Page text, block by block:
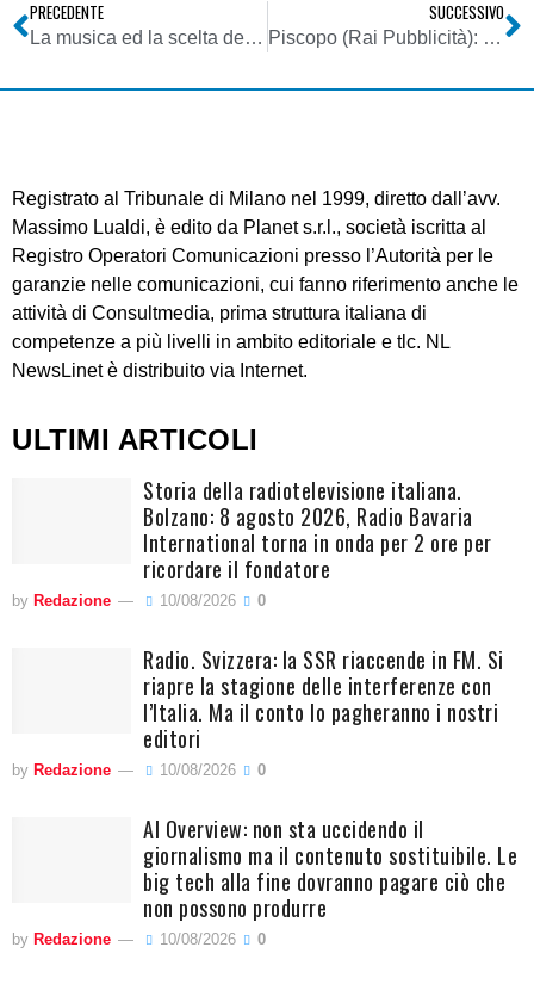
PRECEDENTE
La musica ed la scelta dei brani per l’ascolto. L’evoluzione dei mezzi per l’ascolto: dal disco ad internet passando per la radio
SUCCESSIVO
Piscopo (Rai Pubblicità): ‘Gold 5? Nessun contatto. Per noi tempo di nuovi progetti per l’area web, forti del ritorno sulle properties Rai dei video su youtube’
Registrato al Tribunale di Milano nel 1999, diretto dall’avv.
Massimo Lualdi, è edito da Planet s.r.l., società iscritta al
Registro Operatori Comunicazioni presso l’Autorità per le
garanzie nelle comunicazioni, cui fanno riferimento anche le
attività di Consultmedia, prima struttura italiana di
competenze a più livelli in ambito editoriale e tlc. NL
NewsLinet è distribuito via Internet.
ULTIMI ARTICOLI
Storia della radiotelevisione italiana.
Bolzano: 8 agosto 2026, Radio Bavaria
International torna in onda per 2 ore per
ricordare il fondatore
by Redazione 10/08/2026 0
Radio. Svizzera: la SSR riaccende in FM. Si
riapre la stagione delle interferenze con
l’Italia. Ma il conto lo pagheranno i nostri
editori
by Redazione 10/08/2026 0
AI Overview: non sta uccidendo il
giornalismo ma il contenuto sostituibile. Le
big tech alla fine dovranno pagare ciò che
non possono produrre
by Redazione 10/08/2026 0